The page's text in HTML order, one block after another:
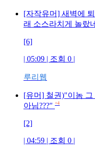
[자작유머] 새벽에
래 소스라치게 놀랐네
[6]
| 05:09 | 조회 0 |
루리웹
[유머] 철권)"이놈
아님???" +4
[2]
| 04:59 | 조회 0 |